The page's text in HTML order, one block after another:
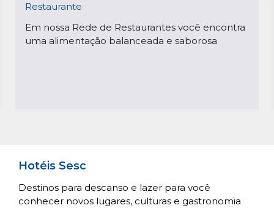
Restaurante
Em nossa Rede de Restaurantes você encontra
uma alimentação balanceada e saborosa
Hotéis Sesc
Destinos para descanso e lazer para você
conhecer novos lugares, culturas e gastronomia